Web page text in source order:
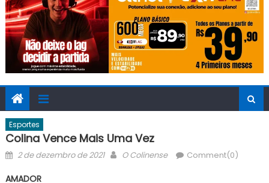
Esportes
Colina Vence Mais Uma Vez
Posted
2 de dezembro de 2021 Author
O Colinense Comment(0)
AMADOR